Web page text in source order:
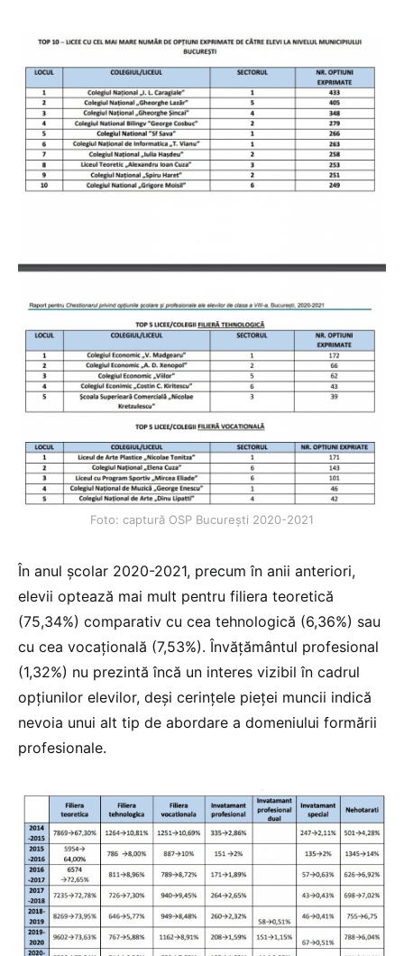
Foto: captură OSP București 2020-2021
În anul școlar 2020-2021, precum în anii anteriori,
elevii optează mai mult pentru filiera teoretică
(75,34%) comparativ cu cea tehnologică (6,36%) sau
cu cea vocațională (7,53%). Învățământul profesional
(1,32%) nu prezintă încă un interes vizibil în cadrul
opțiunilor elevilor, deși cerințele pieței muncii indică
nevoia unui alt tip de abordare a domeniului formării
profesionale.